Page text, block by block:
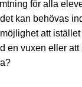
för alla
kan behövas
att
en vuxen eller